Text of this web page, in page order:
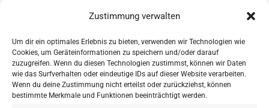
Zustimmung verwalten
Um dir ein optimales Erlebnis zu bieten, verwenden wir Technologien wie
Cookies, um Geräteinformationen zu speichern und/oder darauf
zuzugreifen. Wenn du diesen Technologien zustimmst, können wir Daten
wie das Surfverhalten oder eindeutige IDs auf dieser Website verarbeiten.
Wenn du deine Zustimmung nicht erteilst oder zurückziehst, können
bestimmte Merkmale und Funktionen beeinträchtigt werden.
ZURÜCK ZUR ÜBERSICHT